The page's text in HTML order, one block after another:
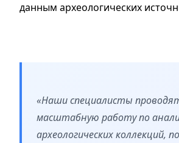
данным археологических
«Наши специалисты
масштабную работу по
археологических коллекций,